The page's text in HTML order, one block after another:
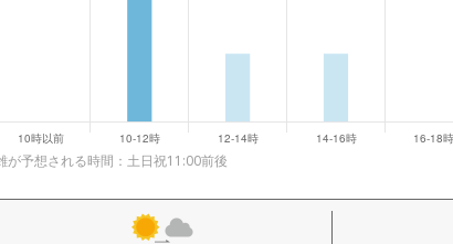
が予想される時間：土日祝11:00前後